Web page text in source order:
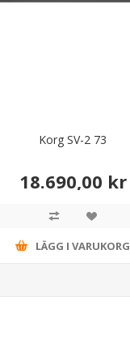
Korg SV-2 73
18.690,00 kr
LÄGG I VARUKORG